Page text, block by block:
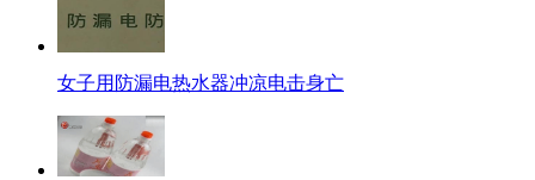
女子用防漏电热水器冲凉电击身亡